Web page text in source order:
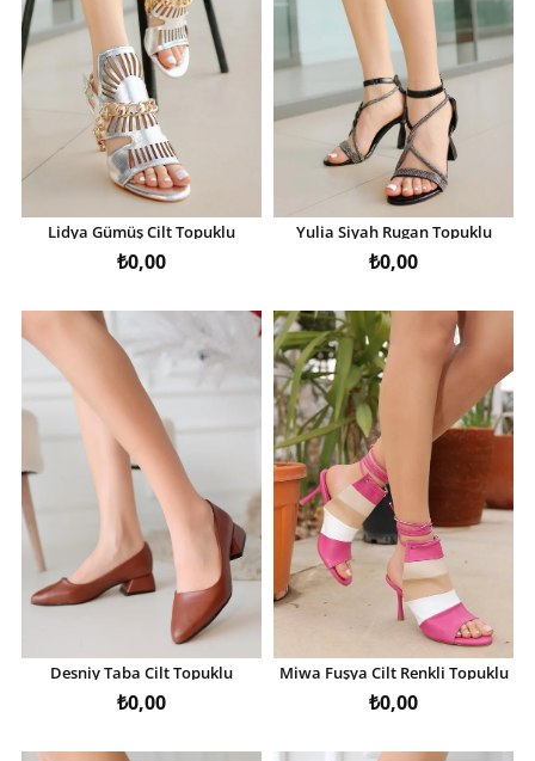
Lidya Gümüş Cilt Topuklu
Ayakkabı
₺0,00
Yulia Siyah Rugan Topuklu
Ayakkabı
₺0,00
Desniy Taba Cilt Topuklu
Ayakkabı
₺0,00
Miwa Fuşya Cilt Renkli Topuklu
Ayakkabı
₺0,00